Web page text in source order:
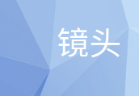
镜头